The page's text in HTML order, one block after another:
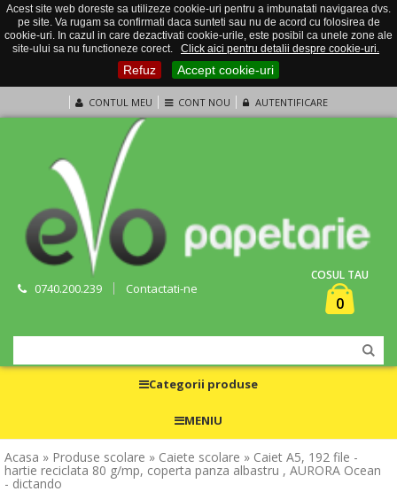
Acest site web doreste sa utilizeze cookie-uri pentru a imbunatati navigarea dvs.
pe site. Va rugam sa confirmati daca sunteti sau nu de acord cu folosirea de
cookie-uri. In cazul in care dezactivati cookie-urile, este posibil ca unele zone ale
site-ului sa nu functioneze corect.
Click aici pentru detalii despre cookie-uri.
Refuz Accept cookie-uri
CONTUL MEU CONT NOU AUTENTIFICARE
0740.200.239 Contactati-ne
COSUL TAU
0
Categorii produse
MENIU
Acasa » Produse scolare » Caiete scolare » Caiet A5, 192 file -
hartie reciclata 80 g/mp, coperta panza albastru , AURORA Ocean
- dictando